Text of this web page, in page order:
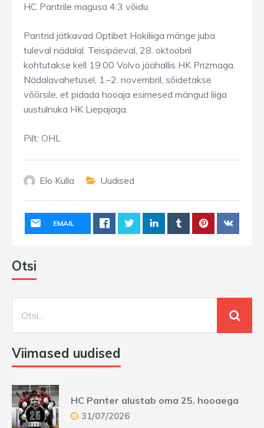
HC Pantrile magusa 4:3 võidu.
Pantrid jätkavad Optibet Hokiliiga mänge juba
tuleval nädalal. Teisipäeval, 28. oktoobril
kohtutakse kell 19.00 Volvo jäähallis HK Prizmaga.
Nädalavahetusel, 1.–2. novembril, sõidetakse
võõrsile, et pidada hooaja esimesed mängud liiga
uustulnuka HK Liepajaga.
Pilt: OHL
Elo Kulla Uudised
EMAIL
Otsi
Viimased uudised
HC Panter alustab oma 25. hooaega
31/07/2026